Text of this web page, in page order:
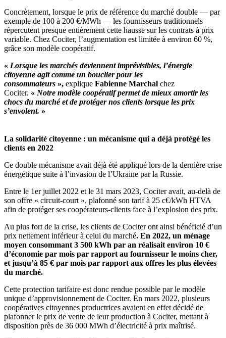
Concrètement, lorsque le prix de référence du marché double — par
exemple de 100 à 200 €/MWh — les fournisseurs traditionnels
répercutent presque entièrement cette hausse sur les contrats à prix
variable. Chez Cociter, l’augmentation est limitée à environ 60 %,
grâce son modèle coopératif.
« Lorsque les marchés deviennent imprévisibles, l’énergie
citoyenne agit comme un bouclier pour les
consommateurs », explique Fabienne Marchal chez
Cociter. « Notre modèle coopératif permet de mieux amortir les
chocs du marché et de protéger nos clients lorsque les prix
s’envolent. »
La solidarité citoyenne : un mécanisme qui a déjà protégé les
clients en 2022
Ce double mécanisme avait déjà été appliqué lors de la dernière crise
énergétique suite à l’invasion de l’Ukraine par la Russie.
Entre le 1er juillet 2022 et le 31 mars 2023, Cociter avait, au-delà de
son offre « circuit-court », plafonné son tarif à 25 c€/kWh HTVA
afin de protéger ses coopérateurs-clients face à l’explosion des prix.
Au plus fort de la crise, les clients de Cociter ont ainsi bénéficié d’un
prix nettement inférieur à celui du marché. En 2022, un ménage
moyen consommant 3 500 kWh par an réalisait environ 10 €
d’économie par mois par rapport au fournisseur le moins cher,
et jusqu’à 85 € par mois par rapport aux offres les plus élevées
du marché.
Cette protection tarifaire est donc rendue possible par le modèle
unique d’approvisionnement de Cociter. En mars 2022, plusieurs
coopératives citoyennes productrices avaient en effet décidé de
plafonner le prix de vente de leur production à Cociter, mettant à
disposition près de 36 000 MWh d’électricité à prix maîtrisé.